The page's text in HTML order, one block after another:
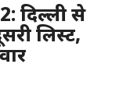
दिल्ली से
लिस्ट,